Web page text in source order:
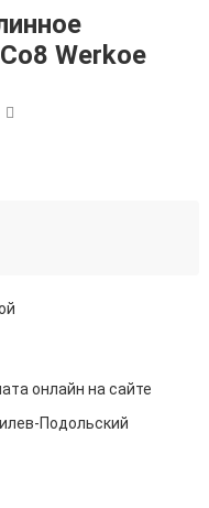
Werkoe
онлайн на сайте
Подольский